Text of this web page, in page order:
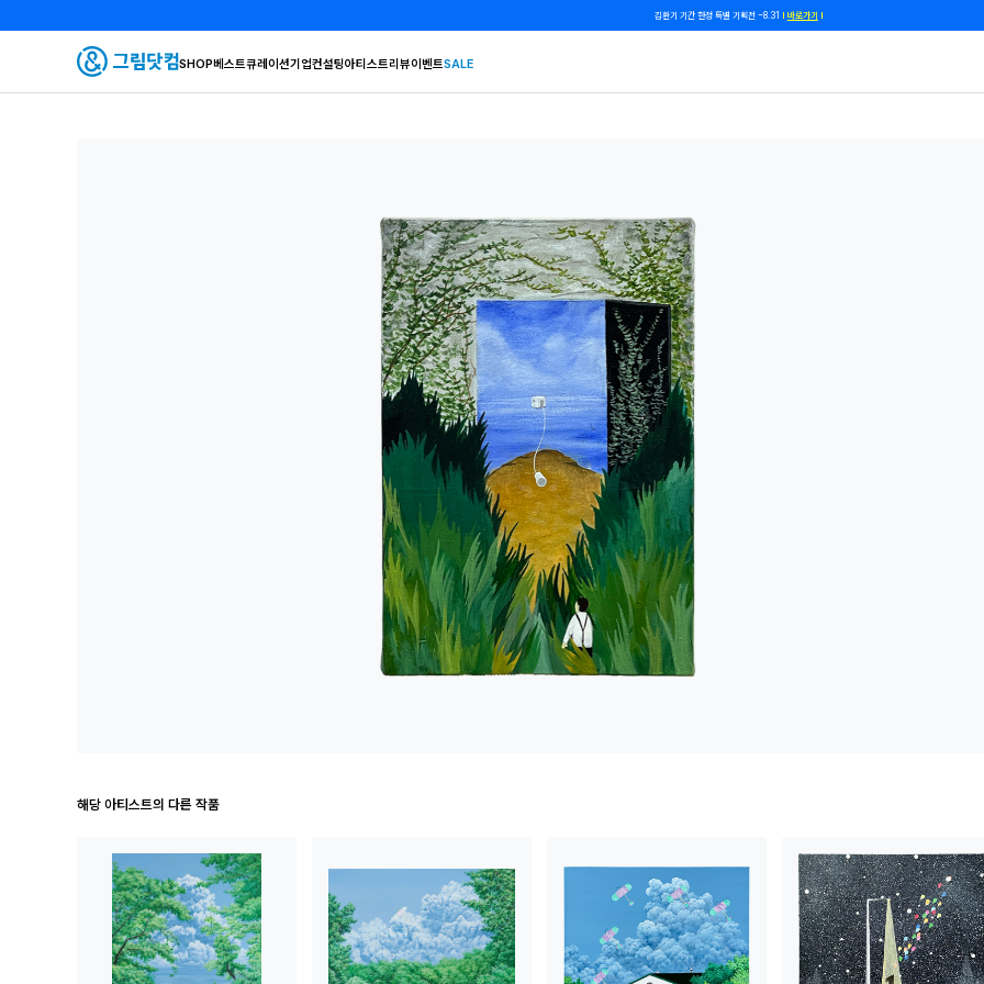
쿠폰 줄게, 친구 하자! 카카오톡 친구 추가하고 할인 쿠폰 받자!
SHOP베스트큐레이션기업컨설팅아티스트리뷰이벤트SALE
해당 아티스트의 다른 작품